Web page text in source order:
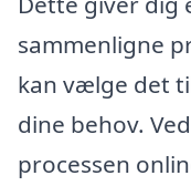
sammenligne
kan vælge det
dine behov.
processen